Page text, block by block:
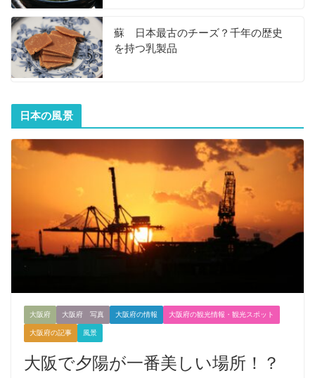
蘇 日本最古のチーズ？千年の歴史
を持つ乳製品
日本の風景
大阪府 大阪府 写真 大阪府の情報 大阪府の観光情報・観光スポット
大阪府の記事 風景
大阪で夕陽が一番美しい場所！？